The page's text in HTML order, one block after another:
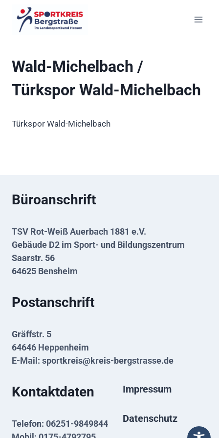
Inhalt
springen
Wald-Michelbach /
Türkspor Wald-Michelbach
Türkspor Wald-Michelbach
Büroanschrift
TSV Rot-Weiß Auerbach 1881 e.V.
Gebäude D2 im Sport- und Bildungszentrum
Saarstr. 56
64625 Bensheim
Postanschrift
Gräffstr. 5
64646 Heppenheim
E-Mail: sportkreis@kreis-bergstrasse.de
Kontaktdaten
Telefon: 06251-9849844
Impressum
Datenschutz